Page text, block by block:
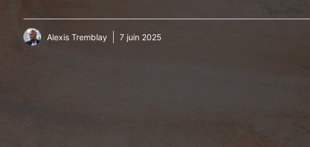
Alexis Tremblay 7 juin 2025